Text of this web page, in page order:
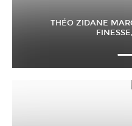
THÉO ZIDANE